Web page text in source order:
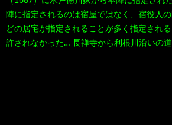
陣に指定されるのは宿屋ではなく、宿役人
どの居宅が指定されることが多く指定され
許されなかった… 長禅寺から利根川沿いの